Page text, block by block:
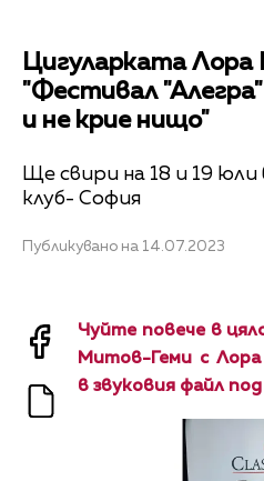
Цигуларката Лора
"Фестивал
и не крие нищо"
Ще свири на 18 и 19
клуб- София
Публикувано на 14.07.2023
Чуйте повече в
Митов-Геми с Лора
в звуковия файл